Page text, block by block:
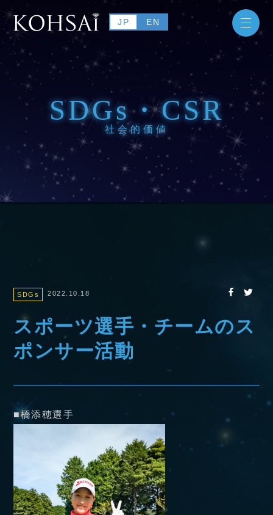
JP EN
SDGs・CSR
社会的価値
SDGs 2022.10.18
スポーツ選手・チームのス
ポンサー活動
■橋添穂選手